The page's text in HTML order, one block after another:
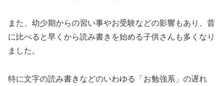
また、幼少期からの習い事やお受験などの影響もあり、昔
に比べると早くから読み書きを始める子供さんも多くなり
ました。
特に文字の読み書きなどのいわゆる「お勉強系」の遅れ